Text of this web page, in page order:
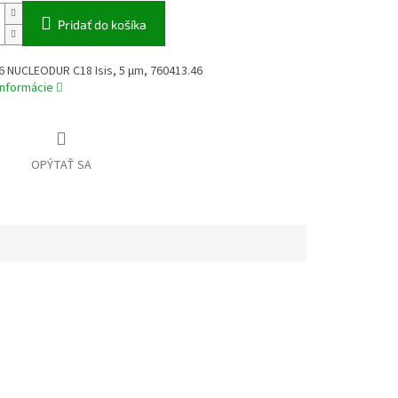
Pridať do košíka
NUCLEODUR C18 Isis, 5 µm, 760413.46
OPÝTAŤ SA